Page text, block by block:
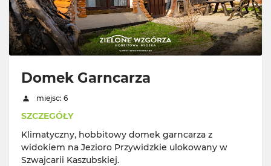
Domek Garncarza
miejsc: 6
SZCZEGÓŁY
Klimatyczny, hobbitowy domek garncarza z
widokiem na Jezioro Przywidzkie ulokowany w
Szwajcarii Kaszubskiej.